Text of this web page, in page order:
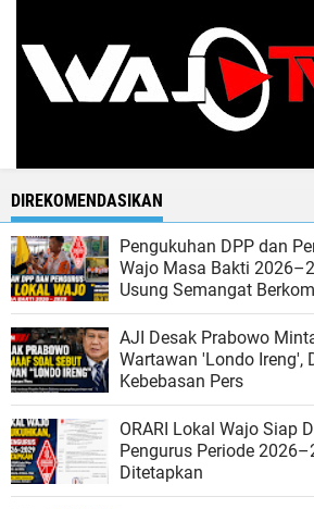
DIREKOMENDASIKAN
Pengukuhan DPP dan
Wajo Masa Bakti
Usung Semangat
dan Berbakti
AJI Desak Prabowo
Wartawan 'Londo Ireng',
Kebebasan Pers
ORARI Lokal Wajo Siap
Pengurus Periode
Ditetapkan